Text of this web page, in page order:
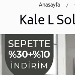
Anasayfa
Kale L